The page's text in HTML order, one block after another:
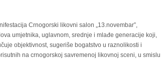
Crnogorski likovni salon „13.novembar”,
umjetnika, uglavnom, srednje i mlađe generacije koji,
objektivnost, sugeriše bogatstvo u raznolikosti i
na crnogorskoj savremenoj likovnoj sceni, u smislu